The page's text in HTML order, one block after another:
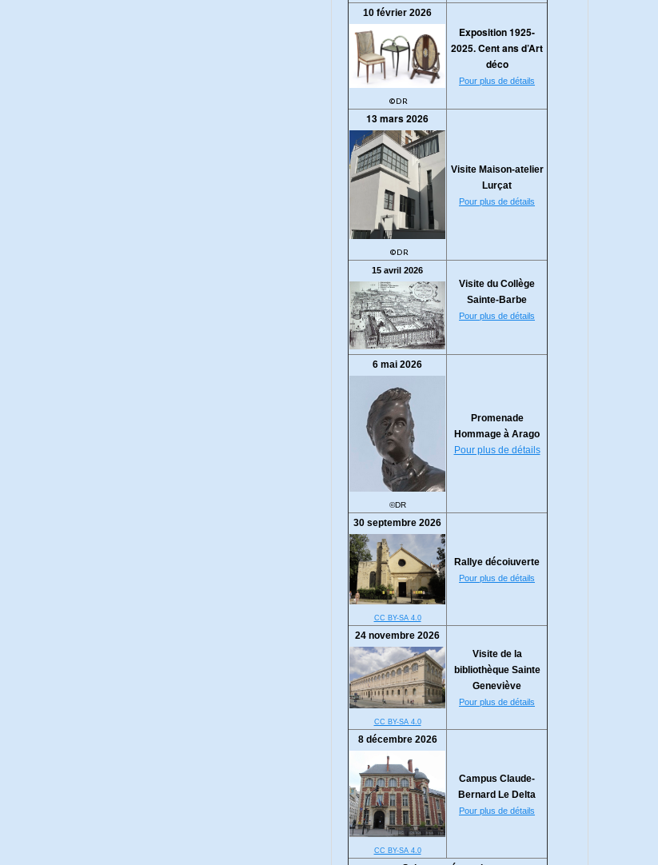
10 février 2026
©DR
Exposition 1925-
2025. Cent ans d’Art
déco
Pour plus de détails
13 mars 2026
©DR
Visite Maison-atelier
Lurçat
Pour plus de détails
15 avril 2026
Visite du Collège
Sainte-Barbe
Pour plus de détails
6 mai 2026
©DR
Promenade
Hommage à Arago
Pour plus de détails
30 septembre 2026
CC BY-SA 4.0
Rallye décoiuverte
Pour plus de détails
24 novembre 2026
CC BY-SA 4.0
Visite de la
bibliothèque Sainte
Geneviève
Pour plus de détails
8 décembre 2026
CC BY-SA 4.0
Campus Claude-
Bernard Le Delta
Pour plus de détails